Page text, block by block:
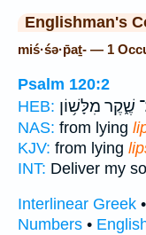
Englishman's
miś·śə·p̄aṯ- — 1
Psalm 120:2
HEB: שֶׁ֑קֶר מִלָּשׁ֥וֹן
NAS: from lying
KJV: from lying
INT: Deliver my
Interlinear Greek •
Numbers •